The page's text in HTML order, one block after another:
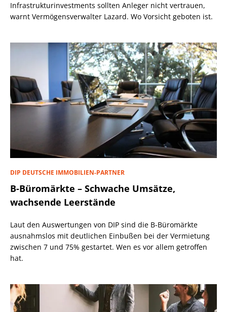
Infrastrukturinvestments sollten Anleger nicht vertrauen,
warnt Vermögensverwalter Lazard. Wo Vorsicht geboten ist.
DIP DEUTSCHE IMMOBILIEN-PARTNER
B-Büromärkte – Schwache Umsätze,
wachsende Leerstände
Laut den Auswertungen von DIP sind die B-Büromärkte
ausnahmslos mit deutlichen Einbußen bei der Vermietung
zwischen 7 und 75% gestartet. Wen es vor allem getroffen
hat.